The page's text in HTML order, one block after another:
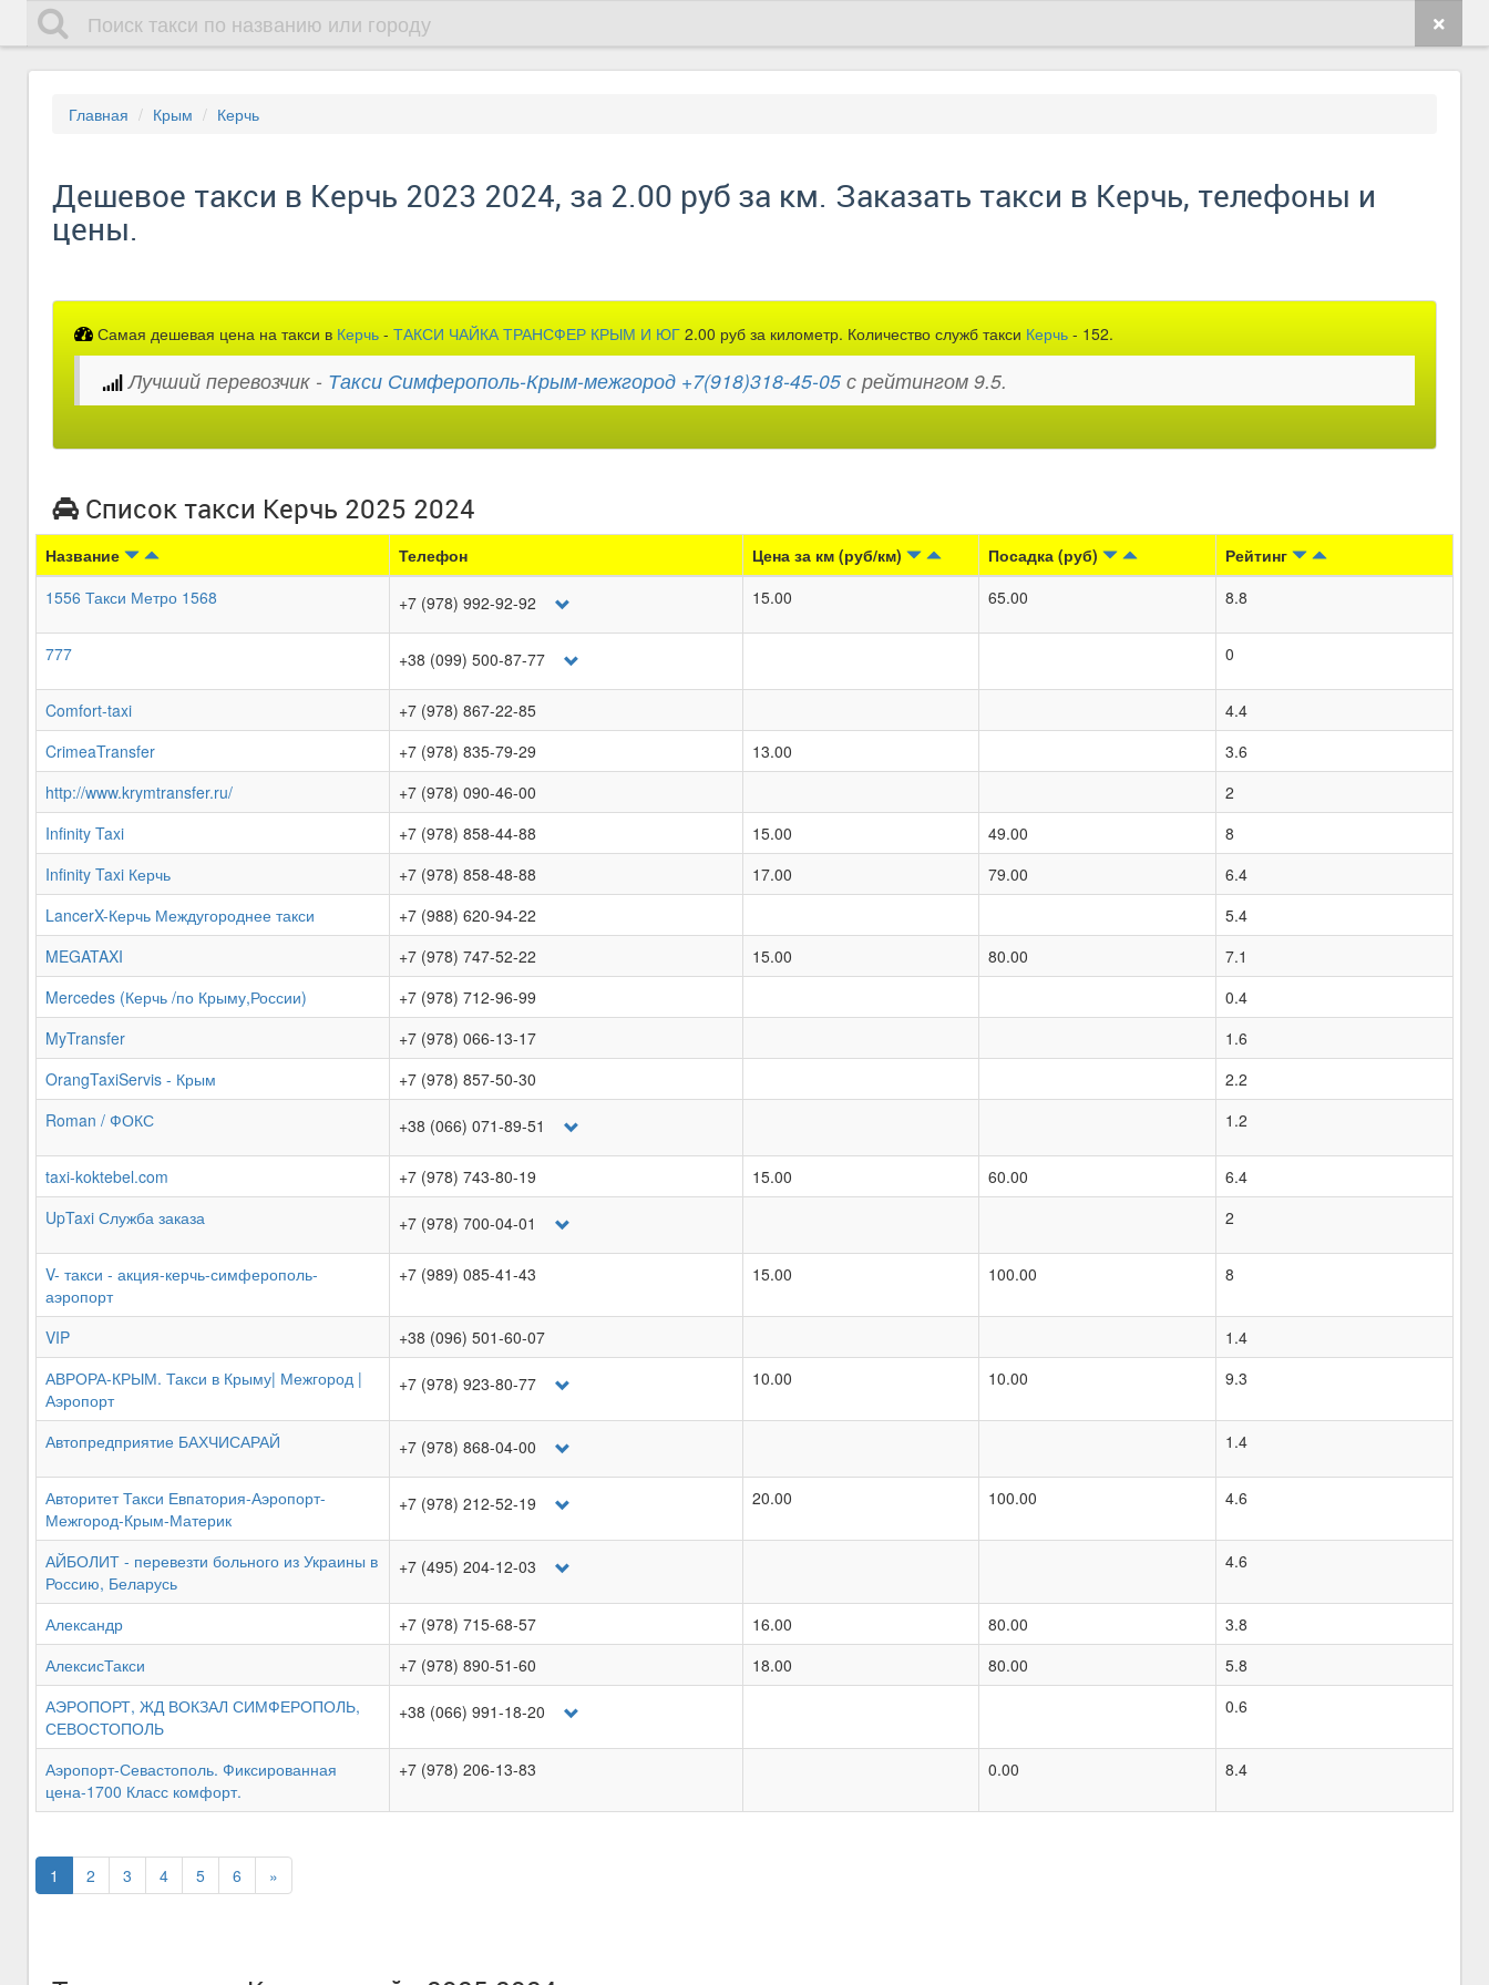
Главная Крым Керчь
Дешевое такси в Керчь 2023 2024, за 2.00 руб за км. Заказать такси в Керчь, телефоны и
цены.
Самая дешевая цена на такси в Керчь - ТАКСИ ЧАЙКА ТРАНСФЕР КРЫМ И ЮГ 2.00 руб за километр. Количество служб такси Керчь - 152.
Лучший перевозчик - Такси Симферополь-Крым-межгород +7(918)318-45-05 с рейтингом 9.5.
Список такси Керчь 2025 2024
Название Телефон Цена за км (руб/км) Посадка (руб)
Рейтинг
1556 Такси Метро 1568
+7 (978) 992-92-92 15.00 65.00 8.8
777 +38 (099) 500-87-77 0
Comfort-taxi +7 (978) 867-22-85
4.4
CrimeaTransfer
+7 (978) 835-79-29 13.00
3.6
http://www.krymtransfer.ru/
+7 (978) 090-46-00
2
Infinity Taxi
+7 (978) 858-44-88 15.00 49.00
8
Infinity Taxi Керчь
+7 (978) 858-48-88 17.00 79.00
6.4
LancerX-Керчь Междугороднее такси
+7 (988) 620-94-22
5.4
MEGATAXI
+7 (978) 747-52-22 15.00 80.00
7.1
Mercedes (Керчь /по Крыму,России)
+7 (978) 712-96-99
0.4
MyTransfer
+7 (978) 066-13-17
1.6
OrangTaxiServis - Крым
+7 (978) 857-50-30
2.2
Roman / ФОКС
+38 (066) 071-89-51 1.2
taxi-koktebel.com +7 (978) 743-80-19 15.00 60.00
6.4
UpTaxi Служба заказа
+7 (978) 700-04-01 2
V- такси - акция-керчь-симферополь-
аэропорт
+7 (989) 085-41-43 15.00 100.00 8
VIP +38 (096) 501-60-07
1.4
АВРОРА-КРЫМ. Такси в Крыму| Межгород |
Аэропорт
+7 (978) 923-80-77 10.00 10.00 9.3
Автопредприятие БАХЧИСАРАЙ +7 (978) 868-04-00 1.4
Авторитет Такси Евпатория-Аэропорт-
Межгород-Крым-Материк
+7 (978) 212-52-19 20.00 100.00 4.6
АЙБОЛИТ - перевезти больного из Украины в
Россию, Беларусь
+7 (495) 204-12-03 4.6
Александр +7 (978) 715-68-57 16.00 80.00
3.8
АлексисТакси
+7 (978) 890-51-60 18.00 80.00
5.8
АЭРОПОРТ, ЖД ВОКЗАЛ СИМФЕРОПОЛЬ,
СЕВОСТОПОЛЬ
+38 (066) 991-18-20 0.6
Аэропорт-Севастополь. Фиксированная
цена-1700 Класс комфорт.
+7 (978) 206-13-83 0.00 8.4
1 2 3 4 5 6 »